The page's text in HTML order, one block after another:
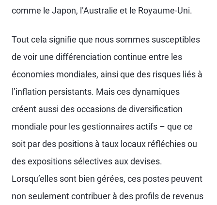
comme le Japon, l’Australie et le Royaume-Uni.
Tout cela signifie que nous sommes susceptibles
de voir une différenciation continue entre les
économies mondiales, ainsi que des risques liés à
l’inflation persistants. Mais ces dynamiques
créent aussi des occasions de diversification
mondiale pour les gestionnaires actifs – que ce
soit par des positions à taux locaux réfléchies ou
des expositions sélectives aux devises.
Lorsqu’elles sont bien gérées, ces postes peuvent
non seulement contribuer à des profils de revenus